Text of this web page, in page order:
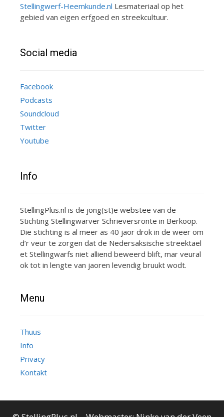
Stellingwerf-Heemkunde.nl Lesmateriaal op het
gebied van eigen erfgoed en streekcultuur.
Social media
Facebook
Podcasts
Soundcloud
Twitter
Youtube
Info
StellingPlus.nl is de jong(st)e webstee van de
Stichting Stellingwarver Schrieversronte in Berkoop.
Die stichting is al meer as 40 jaor drok in de weer om
d’r veur te zorgen dat de Nedersaksische streektael
et Stellingwarfs niet alliend beweerd blift, mar veural
ok tot in lengte van jaoren levendig bruukt wodt.
Menu
Thuus
Info
Privacy
Kontakt